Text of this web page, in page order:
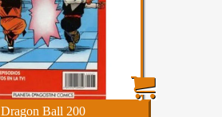
Dragon Ball 200